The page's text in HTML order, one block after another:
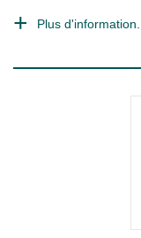
Plus d'information...